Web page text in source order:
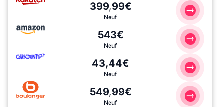
399,99€
Neuf
543€
Neuf
43,44€
Neuf
549,99€
Neuf